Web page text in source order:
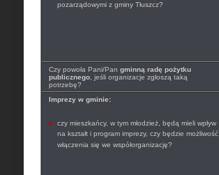
pozarządowymi z gminy Tłuszcz?
Czy powoła Pani/Pan gminną radę pożytku
publicznego, jeśli organizacje zgłoszą taką
potrzebę?
Imprezy w gminie:
czy mieszkańcy, w tym młodzież, będą mieli wpływ
na kształt i program imprezy, czy będzie możliwość
włączenia się we współorganizację?